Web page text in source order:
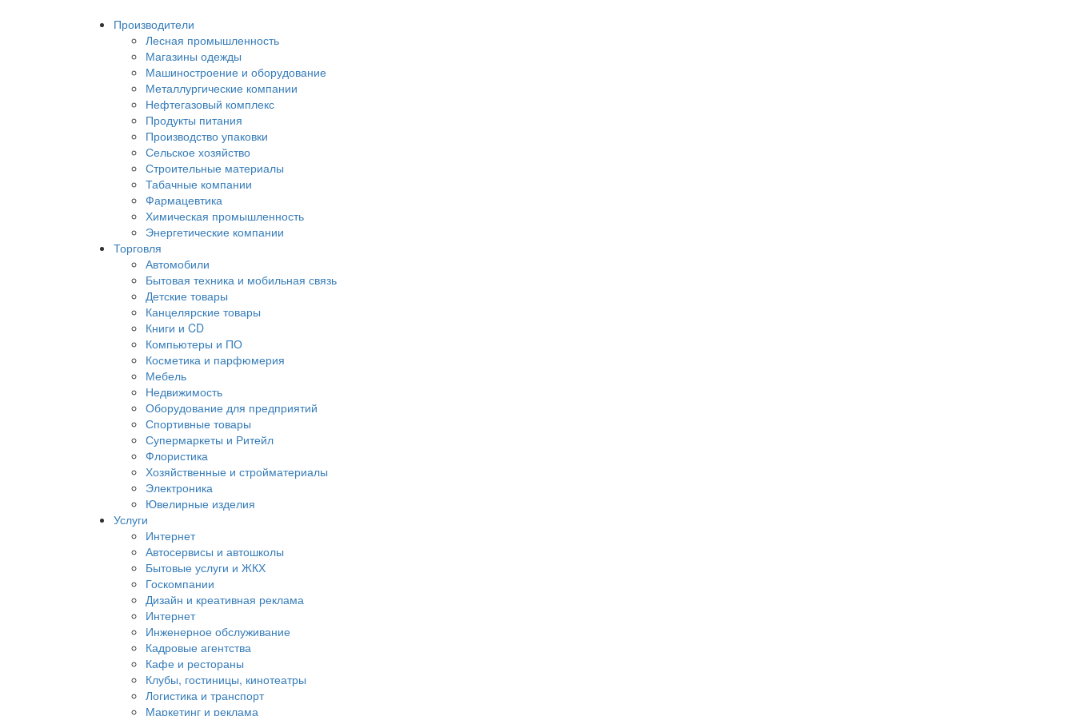
Производители
Лесная промышленность
Магазины одежды
Машиностроение и оборудование
Металлургические компании
Нефтегазовый комплекс
Продукты питания
Производство упаковки
Сельское хозяйство
Строительные материалы
Табачные компании
Фармацевтика
Химическая промышленность
Энергетические компании
Торговля
Автомобили
Бытовая техника и мобильная связь
Детские товары
Канцелярские товары
Книги и CD
Компьютеры и ПО
Косметика и парфюмерия
Мебель
Недвижимость
Оборудование для предприятий
Спортивные товары
Супермаркеты и Ритейл
Флористика
Хозяйственные и стройматериалы
Электроника
Ювелирные изделия
Услуги
Интернет
Автосервисы и автошколы
Бытовые услуги и ЖКХ
Госкомпании
Дизайн и креативная реклама
Интернет
Инженерное обслуживание
Кадровые агентства
Кафе и рестораны
Клубы, гостиницы, кинотеатры
Логистика и транспорт
Маркетинг и реклама